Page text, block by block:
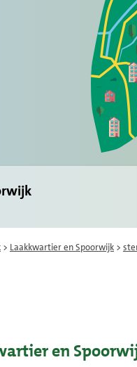
> Laakkwartier en Spoorwijk >
en